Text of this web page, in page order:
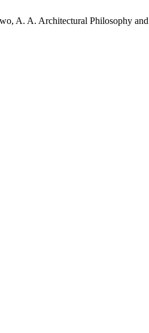
A. A. Architectural Philosophy